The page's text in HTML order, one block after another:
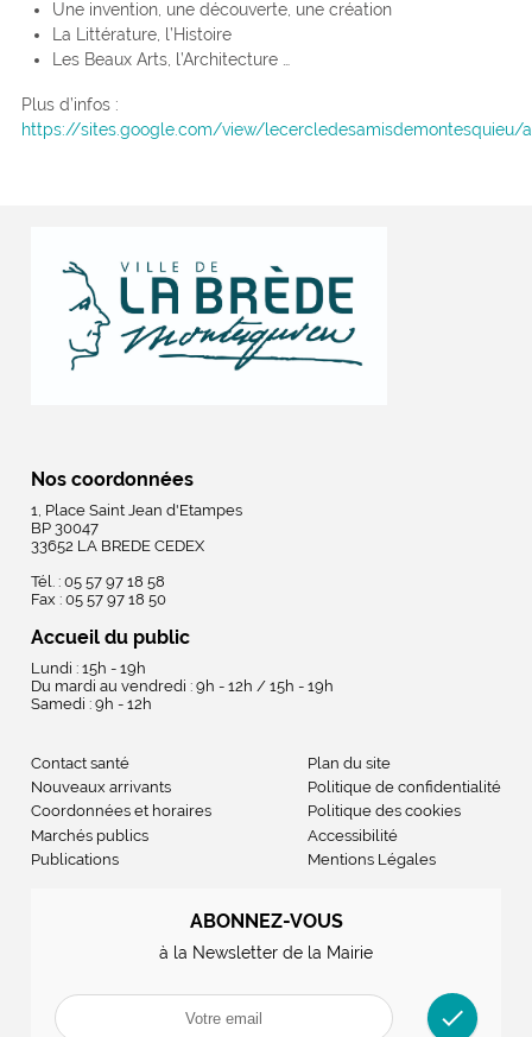
Une invention, une découverte, une création
La Littérature, l’Histoire
Les Beaux Arts, l’Architecture …
Plus d’infos :
https://sites.google.com/view/lecercledesamisdemontesquieu/
Nos coordonnées
1, Place Saint Jean d'Etampes
BP 30047
33652 LA BREDE CEDEX
Tél. : 05 57 97 18 58
Fax : 05 57 97 18 50
Accueil du public
Lundi : 15h - 19h
Du mardi au vendredi : 9h - 12h / 15h - 19h
Samedi : 9h - 12h
Contact santé
Nouveaux arrivants
Coordonnées et horaires
Marchés publics
Publications
Plan du site
Politique de confidentialité
Politique des cookies
Accessibilité
Mentions Légales
ABONNEZ-VOUS
à la Newsletter de la Mairie
check